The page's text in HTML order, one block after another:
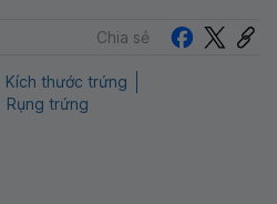
Chia sẻ
Kích thước trứng
Rụng trứng